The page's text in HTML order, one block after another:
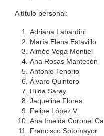
A título personal:
Adriana Labardini
María Elena Estavillo
Aimée Vega Montiel
Ana Rosas Mantecón
Antonio Tenorio
Álvaro Quintero
Hilda Saray
Jaqueline Flores
Felipe López V.
Ana Imelda Coronel
Francisco Sotomayor